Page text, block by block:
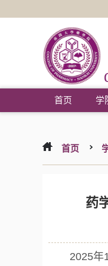
首页 学
首页
药
2025年12